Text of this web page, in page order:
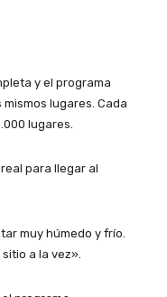
y el programa
lugares. Cada
lugares.
para llegar al
muy húmedo y frío.
a la vez».